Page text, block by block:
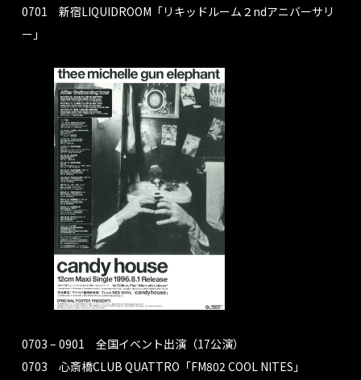
0701 新宿LIQUIDROOM「リキッドルーム２ndアニバーサリ
ー」
0703 – 0901 全国イベント出演（17公演）
0703 心斎橋CLUB QUATTRO「FM802 COOL NITES」
TOP
RELEASE
NEWS
PROFILE
HISTORY